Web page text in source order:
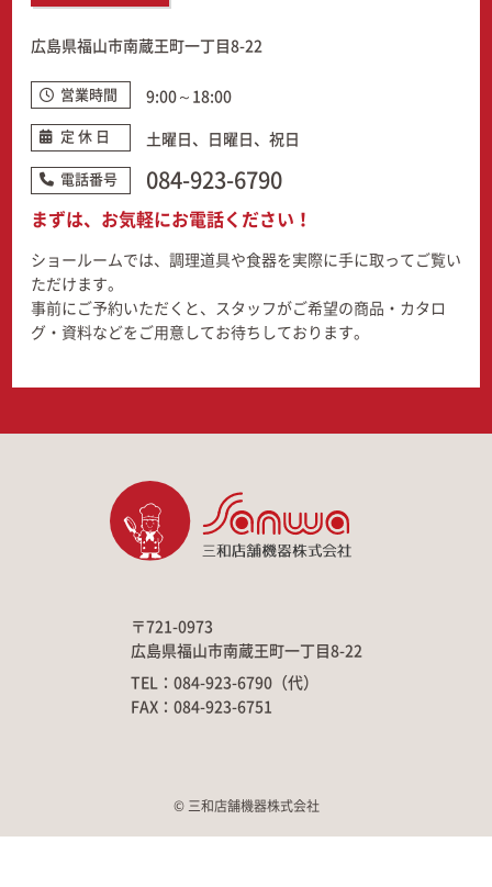
広島県福山市南蔵王町一丁目8-22
営業時間 9:00～18:00
定 休 日 土曜日、日曜日、祝日
電話番号 084-923-6790
まずは、お気軽にお電話ください！
ショールームでは、調理道具や食器を実際に手に取ってご覧い
ただけます。
事前にご予約いただくと、スタッフがご希望の商品・カタロ
グ・資料などをご用意してお待ちしております。
〒721-0973
広島県福山市南蔵王町一丁目8-22
TEL：084-923-6790（代）
FAX：084-923-6751
© 三和店舗機器株式会社